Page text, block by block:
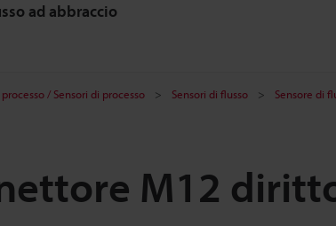
ad abbraccio
/ Sensori di processo Sensori di flusso Sensore di
M12